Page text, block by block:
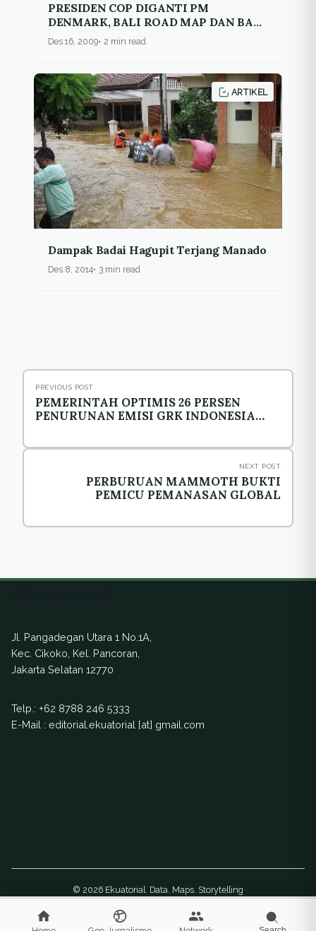
PRESIDEN COP DIGANTI PM
DENMARK, BALI ROAD MAP DAN BALI
MANDATE DIABAIKAN
Des 16, 2009 2 min read
ARTIKEL
Dampak Badai Hagupit Terjang Manado
Des 8, 2014 3 min read
PREVIOUS POST
PEMERINTAH OPTIMIS 26 PERSEN
PENURUNAN EMISI GRK INDONESIA
NEXT POST
PERBURUAN MAMMOTH BUKTI
PEMICU PEMANASAN GLOBAL
Jl. Pangadegan Utara 1 No.1A,
Kec. Cikoko, Kel. Pancoran,
Jakarta Selatan 12770
Telp.: +62 8788 246 5333
E-Mail : editorial.ekuatorial [at] gmail.com
© 2026 Ekuatorial. Data. Maps. Storytelling